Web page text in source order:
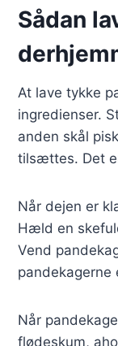
Sådan
At lave tykke
ingredienser.
anden skål
tilsættes. Det
Når dejen er
Hæld en
Vend
Når
flødeskum,